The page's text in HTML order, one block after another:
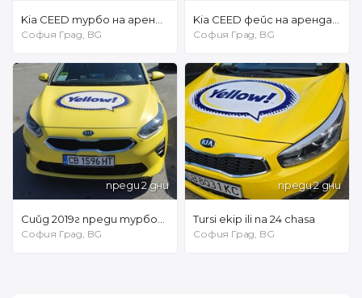
София Град, BG София Град, BG
преди 2 дни
София Град, BG
преди 2 дни
Tursi ekip ili na 24 chasa
София Град, BG